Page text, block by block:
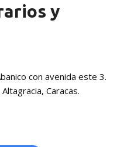
y
con avenida este 3.
Caracas.